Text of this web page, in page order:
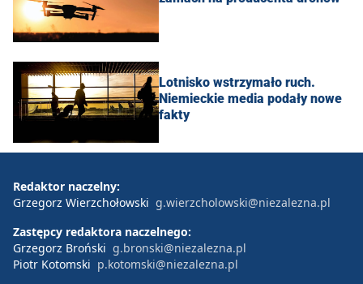
Lotnisko wstrzymało ruch.
Niemieckie media podały nowe
fakty
Redaktor naczelny:
Grzegorz Wierzchołowski g.wierzcholowski@niezalezna.pl
Zastępcy redaktora naczelnego:
Grzegorz Broński g.bronski@niezalezna.pl
Piotr Kotomski p.kotomski@niezalezna.pl